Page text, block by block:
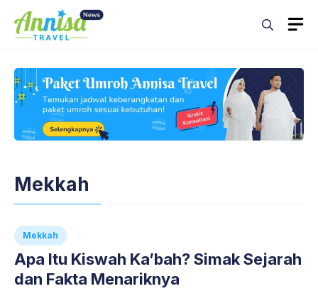
content
Mekkah
Mekkah
Apa Itu Kiswah Ka’bah? Simak Sejarah
dan Fakta Menariknya